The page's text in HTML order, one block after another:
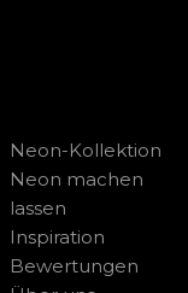
Neon-Kollektion
Neon machen
lassen
Inspiration
Bewertungen